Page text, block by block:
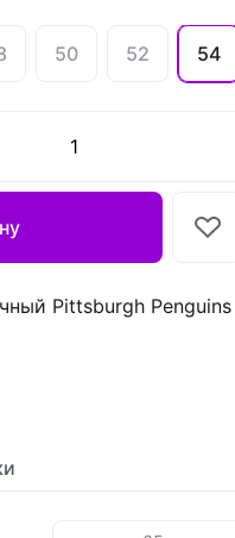
50 52 54
Pittsburgh Penguins